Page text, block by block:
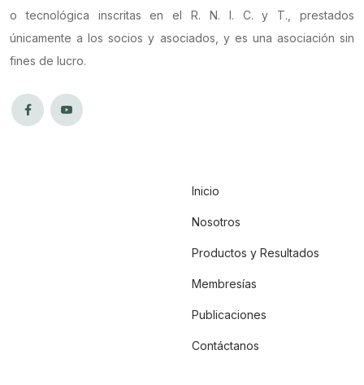
o tecnológica inscritas en el R. N. I. C. y T., prestados
únicamente a los socios y asociados, y es una asociación sin
fines de lucro.
Inicio
Nosotros
Productos y Resultados
Membresías
Publicaciones
Contáctanos